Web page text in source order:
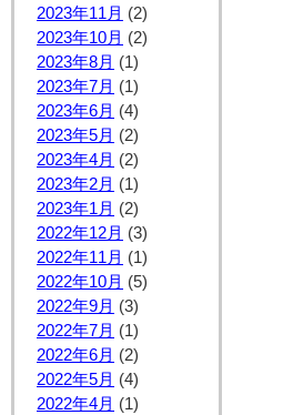
2023年11月 (2)
2023年10月 (2)
2023年8月 (1)
2023年7月 (1)
2023年6月 (4)
2023年5月 (2)
2023年4月 (2)
2023年2月 (1)
2023年1月 (2)
2022年12月 (3)
2022年11月 (1)
2022年10月 (5)
2022年9月 (3)
2022年7月 (1)
2022年6月 (2)
2022年5月 (4)
2022年4月 (1)